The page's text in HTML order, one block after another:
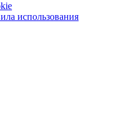
использования